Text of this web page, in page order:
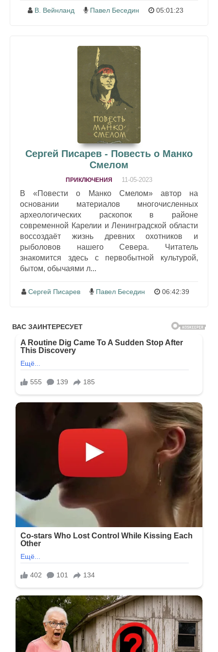
В. Вейнланд Павел Беседин 05:01:23
Сергей Писарев - Повесть о Манко
Смелом
ПРИКЛЮЧЕНИЯ 11-05-2023
В «Повести о Манко Смелом» автор на
основании материалов многочисленных
археологических раскопок в районе
современной Карелии и Ленинградской области
воссоздаёт жизнь древних охотников и
рыболовов нашего Севера. Читатель
знакомится здесь с первобытной культурой,
бытом, обычаями л...
Сергей Писарев Павел Беседин 06:42:39